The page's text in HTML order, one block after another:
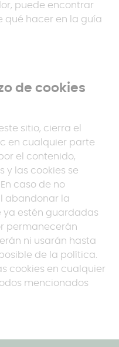
puede encontrar
qué hacer en la guía
de cookies
sitio, cierra el
en cualquier parte
el contenido,
y las cookies se
caso de no
abandonar la
ya estén guardadas
permanecerán
ni usarán hasta
de la política.
cookies en cualquier
mencionados